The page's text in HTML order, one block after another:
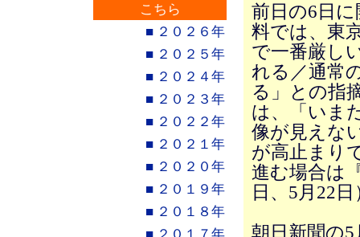
こちら
■ ２０２６年
■ ２０２５年
■ ２０２４年
■ ２０２３年
■ ２０２２年
■ ２０２１年
■ ２０２０年
■ ２０１９年
■ ２０１８年
前日の6日
料では、東
で一番厳し
れる／通常
る」との指
は、「いま
像が見えな
が高止まり
進む場合は
日、5月22
朝日新聞の